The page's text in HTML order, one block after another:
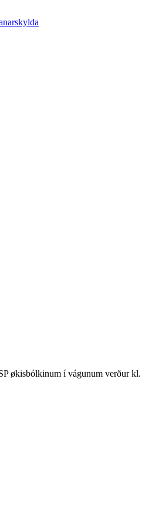
økisbólkinum í vágunum verður kl.